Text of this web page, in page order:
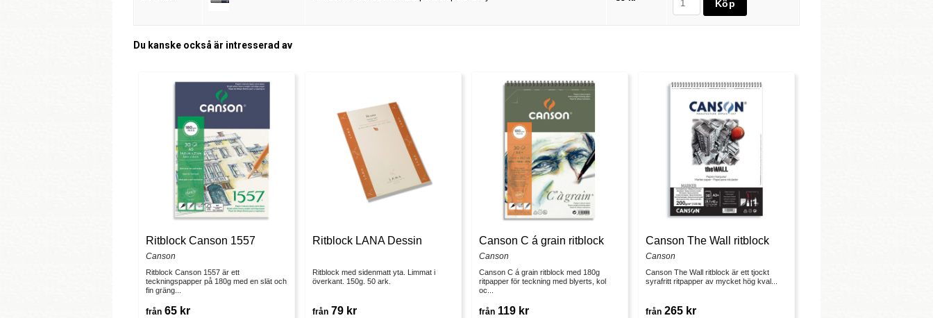
Du kanske också är intresserad av
Ritblock Canson 1557
Canson
Ritblock Canson 1557 är ett
teckningspapper på 180g med en slät och
fin gräng...
från 65 kr
Ritblock LANA Dessin
Ritblock med sidenmatt yta. Limmat i
överkant. 150g. 50 ark.
från 79 kr
Canson C á grain ritblock
Canson
Canson C á grain ritblock med 180g
ritpapper för teckning med blyerts, kol
oc...
från 119 kr
Canson The Wall ritblock
Canson
Canson The Wall ritblock är ett tjockt
syrafritt ritpapper av mycket hög kval...
från 265 kr